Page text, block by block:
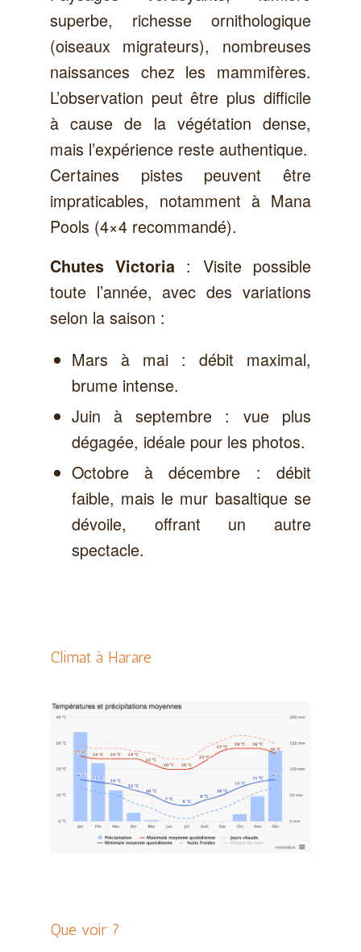
superbe, richesse ornithologique
(oiseaux migrateurs), nombreuses
naissances chez les mammifères.
L’observation peut être plus difficile
à cause de la végétation dense,
mais l’expérience reste authentique.
Certaines pistes peuvent être
impraticables, notamment à Mana
Pools (4×4 recommandé).
Chutes Victoria : Visite possible
toute l’année, avec des variations
selon la saison :
Mars à mai : débit maximal,
brume intense.
Juin à septembre : vue plus
dégagée, idéale pour les photos.
Octobre à décembre : débit
faible, mais le mur basaltique se
dévoile, offrant un autre
spectacle.
Climat à Harare
Que voir ?